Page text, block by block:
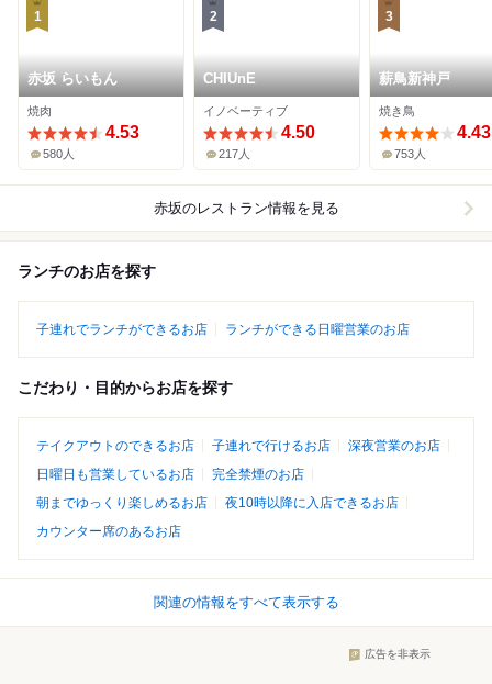
1
赤坂 らいもん
焼肉
4.53
580人
2
CHIUnE
イノベーティブ
4.50
217人
3
薪鳥新神戸
焼き鳥
4.43
753人
赤坂のレストラン情報を見る
ランチのお店を探す
子連れでランチができるお店 ランチができる日曜営業のお店
こだわり・目的からお店を探す
テイクアウトのできるお店 子連れで行けるお店
深夜営業のお店
日曜日も営業しているお店
完全禁煙のお店
朝までゆっくり楽しめるお店
夜10時以降に入店できるお店
カウンター席のあるお店
関連の情報をすべて表示する
広告を非表示